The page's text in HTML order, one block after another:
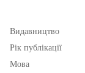
Видавництво
Рік публікації
Мова